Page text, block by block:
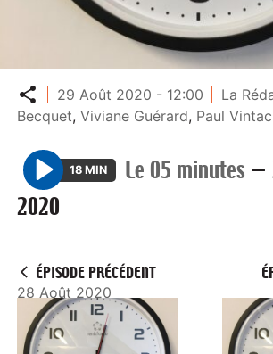
Partager
29 Août 2020 - 12:00 La
Becquet,Viviane Guérard, Paul
P
l
18 MIN Le 05 minutes —
2020
ÉPISODE PRÉCÉDENT
28 Août 2020